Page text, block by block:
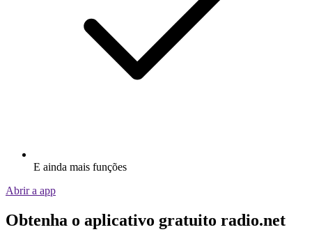
E ainda mais funções
Abrir a app
Obtenha o aplicativo gratuito radio.net